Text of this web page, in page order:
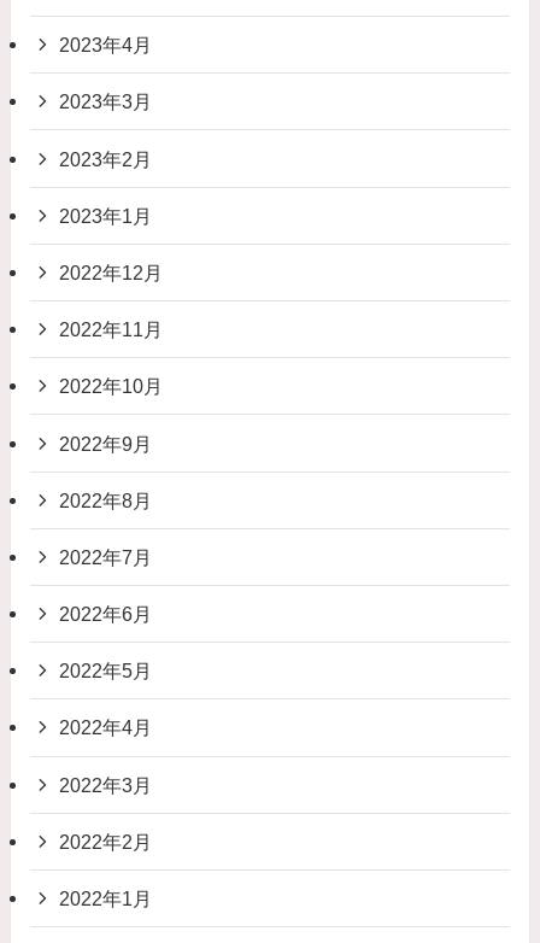
2023年4月
2023年3月
2023年2月
2023年1月
2022年12月
2022年11月
2022年10月
2022年9月
2022年8月
2022年7月
2022年6月
2022年5月
2022年4月
2022年3月
2022年2月
2022年1月